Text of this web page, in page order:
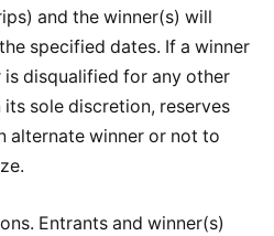
and the winner(s) will
specified dates. If a winner
disqualified for any other
its sole discretion, reserves
alternate winner or not to
Entrants and winner(s)